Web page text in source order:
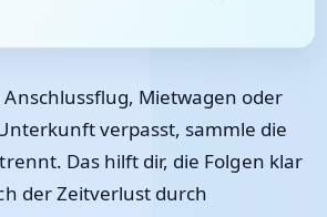
Mietwagen oder
verpasst, sammle die
Das hilft dir, die Folgen klar
der Zeitverlust durch